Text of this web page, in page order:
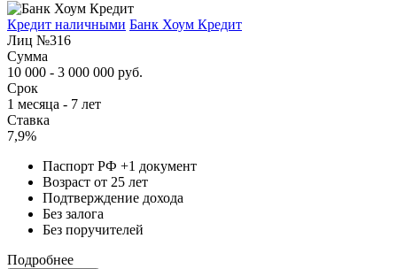
Кредит наличными Банк Хоум Кредит
Лиц №316
Сумма
10 000 - 3 000 000 руб.
Срок
1 месяца - 7 лет
Ставка
7,9%
Паспорт РФ +1 документ
Возраст от 25 лет
Подтверждение дохода
Без залога
Без поручителей
Подробнее